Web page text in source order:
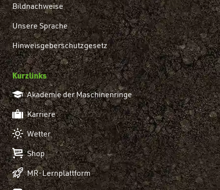
Bildnachweise
Unsere Sprache
Hinweisgeberschutzgesetz
Kurzlinks
Akademie der Maschinenringe
Karriere
Wetter
Shop
MR-Lernplattform